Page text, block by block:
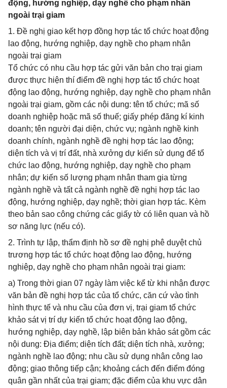
động, hướng nghiệp, dạy nghề cho phạm nhân
ngoài trại giam
1. Đề nghị giao kết hợp đồng hợp tác tổ chức hoạt động
lao động, hướng nghiệp, dạy nghề cho phạm nhân
ngoài trại giam
Tổ chức có nhu cầu hợp tác gửi văn bản cho trại giam
được thực hiện thí điểm đề nghị hợp tác tổ chức hoạt
động lao động, hướng nghiệp, dạy nghề cho phạm nhân
ngoài trại giam, gồm các nội dung: tên tổ chức; mã số
doanh nghiệp hoặc mã số thuế; giấy phép đăng kí kinh
doanh; tên người đại diện, chức vụ; ngành nghề kinh
doanh chính, ngành nghề đề nghị hợp tác lao động;
diện tích và vị trí đất, nhà xưởng dự kiến sử dụng để tổ
chức lao động, hướng nghiệp, dạy nghề cho phạm
nhân; dự kiến số lượng phạm nhân tham gia từng
ngành nghề và tất cả ngành nghề đề nghị hợp tác lao
động, hướng nghiệp, dạy nghề; thời gian hợp tác. Kèm
theo bản sao công chứng các giấy tờ có liên quan và hồ
sơ năng lực (nếu có).
2. Trình tự lập, thẩm định hồ sơ đề nghị phê duyệt chủ
trương hợp tác tổ chức hoạt động lao động, hướng
nghiệp, dạy nghề cho phạm nhân ngoài trại giam:
a) Trong thời gian 07 ngày làm việc kể từ khi nhận được
văn bản đề nghị hợp tác của tổ chức, căn cứ vào tình
hình thực tế và nhu cầu của đơn vị, trại giam tổ chức
khảo sát vị trí dự kiến tổ chức hoạt động lao động,
hướng nghiệp, dạy nghề, lập biên bản khảo sát gồm các
nội dung: Địa điểm; diện tích đất; diện tích nhà, xưởng;
ngành nghề lao động; nhu cầu sử dụng nhân công lao
động; giao thông tiếp cận; khoảng cách đến điểm đóng
quân gần nhất của trại giam; đặc điểm của khu vực dân